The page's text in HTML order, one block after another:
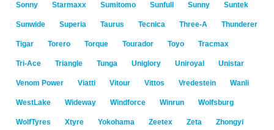
Sonny Starmaxx Sumitomo Sunfull Sunny Suntek
Sunwide Superia Taurus Tecnica Three-A Thunderer
Tigar Torero Torque Tourador Toyo Tracmax
Tri-Ace Triangle Tunga Uniglory Uniroyal Unistar
Venom Power Viatti Vitour Vittos Vredestein Wanli
WestLake Wideway Windforce Winrun Wolfsburg
WolfTyres Xtyre Yokohama Zeetex Zeta Zhongyi